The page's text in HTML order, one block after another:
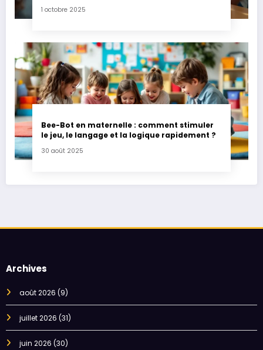
1 octobre 2025
Bee-Bot en maternelle : comment stimuler
le jeu, le langage et la logique rapidement ?
30 août 2025
Archives
août 2026 (9)
juillet 2026 (31)
juin 2026 (30)